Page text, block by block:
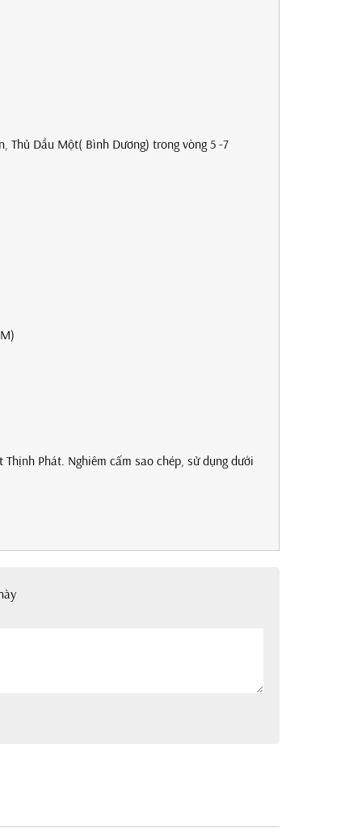
Thủ Dầu Một( Bình Dương) trong vòng 5 -7
Phát. Nghiêm cấm sao chép, sử dụng dưới